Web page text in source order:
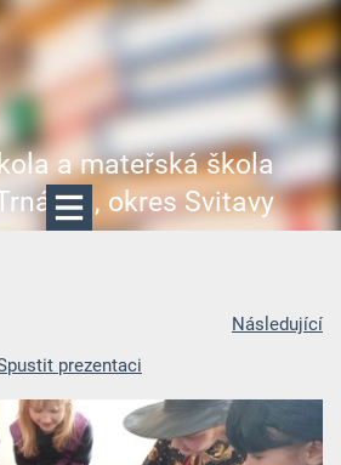
a mateřská škola
okres Svitavy
Následující
prezentaci